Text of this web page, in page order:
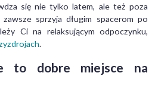
się nie tylko latem, ale też poza
sprzyja długim spacerom po
Ci na relaksującym odpoczynku,
.
to dobre miejsce na